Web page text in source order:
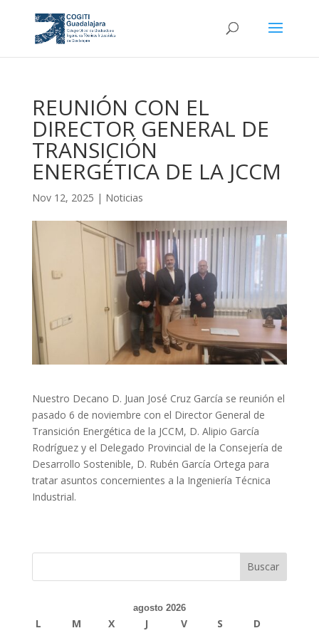
REUNIÓN CON EL
DIRECTOR GENERAL DE
TRANSICIÓN
ENERGÉTICA DE LA JCCM
Nov 12, 2025 | Noticias
Nuestro Decano D. Juan José Cruz García se reunión el
pasado 6 de noviembre con el Director General de
Transición Energética de la JCCM, D. Alipio García
Rodríguez y el Delegado Provincial de la Consejería de
Desarrollo Sostenible, D. Rubén García Ortega para
tratar asuntos concernientes a la Ingeniería Técnica
Industrial.
Buscar
agosto 2026
L M X J V S
D